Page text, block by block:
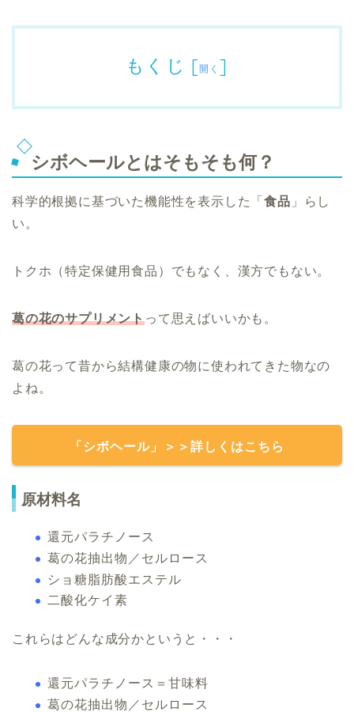
もくじ [開く ]
シボヘールとはそもそも何？
科学的根拠に基づいた機能性を表示した「食品 」らし
い。
トクホ（特定保健用食品）でもなく、漢方でもない。
葛の花のサプリメントって思えばいいかも。
葛の花って昔から結構健康の物に使われてきた物なの
よね。
「シボヘール」＞＞詳しくはこちら
原材料名
還元パラチノース
葛の花抽出物／セルロース
ショ糖脂肪酸エステル
二酸化ケイ素
これらはどんな成分かというと・・・
還元パラチノース＝甘味料
葛の花抽出物／セルロース